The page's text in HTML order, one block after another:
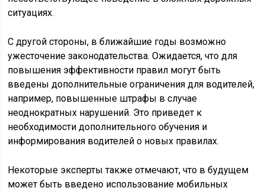
ситуациях.
С другой стороны, в ближайшие годы возможно
ужесточение законодательства. Ожидается, что для
повышения эффективности правил могут быть
введены дополнительные ограничения для водителей,
например, повышенные штрафы в случае
неоднократных нарушений. Это приведет к
необходимости дополнительного обучения и
информирования водителей о новых правилах.
Некоторые эксперты также отмечают, что в будущем
может быть введено использование мобильных